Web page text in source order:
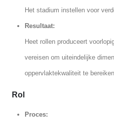
Het stadium instellen voor
Resultaat:
Heet rollen produceert
vereisen om uiteindelijke
oppervlaktekwaliteit te bereiken.
Rol
Proces: